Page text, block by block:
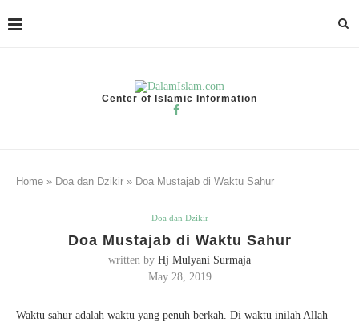
Center of Islamic Information
Home » Doa dan Dzikir » Doa Mustajab di Waktu Sahur
Doa dan Dzikir
Doa Mustajab di Waktu Sahur
written by Hj Mulyani Surmaja
May 28, 2019
Waktu sahur adalah waktu yang penuh berkah. Di waktu inilah Allah